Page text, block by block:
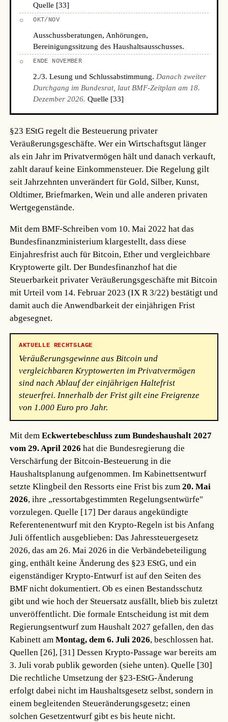
Quelle [33]
○ OKT/NOV
Ausschussberatungen, Anhörungen,
Bereinigungssitzung des Haushaltsausschusses.
○ ENDE NOVEMBER
2./3. Lesung und Schlussabstimmung. Danach zweiter
Durchgang im Bundesrat, laut BMF-Zeitplan am 18.
Dezember 2026. Quelle [33]
§23 EStG regelt die Besteuerung privater
Veräußerungsgeschäfte. Wer ein Wirtschaftsgut länger
als ein Jahr im Privatvermögen hält und danach verkauft,
zahlt darauf keine Einkommensteuer. Die Regelung gilt
seit Jahrzehnten unverändert für Gold, Silber, Kunst,
Oldtimer, Briefmarken, Wein und alle anderen privaten
Wertgegenstände.
Mit dem BMF-Schreiben vom 10. Mai 2022 hat das
Bundesfinanzministerium klargestellt, dass diese
Einjahresfrist auch für Bitcoin, Ether und vergleichbare
Kryptowerte gilt. Der Bundesfinanzhof hat die
Steuerbarkeit privater Veräußerungsgeschäfte mit Bitcoin
mit Urteil vom 14. Februar 2023 (IX R 3/22) bestätigt und
damit auch die Anwendbarkeit der einjährigen Frist
abgesegnet.
AKTUELLE RECHTSLAGE
Veräußerungsgewinne aus Bitcoin und
vergleichbaren Kryptowerten im Privatvermögen
sind nach Ablauf der einjährigen Haltefrist
steuerfrei. Innerhalb der Frist gilt eine Freigrenze
von 1.000 Euro pro Jahr.
Mit demEckwertebeschluss zum Bundeshaushalt 2027
vom 29. April 2026 hat die Bundesregierung die
Verschärfung der Bitcoin-Besteuerung in die
Haushaltsplanung aufgenommen. Im Kabinettsentwurf
setzte Klingbeil den Ressorts eine Frist bis zum20. Mai
2026, ihre „ressortabgestimmten Regelungsentwürfe"
vorzulegen.Quelle [17] Der daraus angekündigte
Referentenentwurf mit den Krypto-Regeln ist bis Anfang
Juli öffentlich ausgeblieben: Das Jahressteuergesetz
2026, das am 26. Mai 2026 in die Verbändebeteiligung
ging, enthält keine Änderung des §23 EStG, und ein
eigenständiger Krypto-Entwurf ist auf den Seiten des
BMF nicht dokumentiert. Ob es einen Bestandsschutz
gibt und wie hoch der Steuersatz ausfällt, blieb bis zuletzt
unveröffentlicht. Die formale Entscheidung ist mit dem
Regierungsentwurf zum Haushalt 2027 gefallen, den das
Kabinett amMontag, dem 6. Juli 2026, beschlossen hat.
Quellen [26], [31] Dessen Krypto-Passage war bereits am
3. Juli vorab publik geworden (siehe unten).Quelle [30]
Die rechtliche Umsetzung der §23-EStG-Änderung
erfolgt dabei nicht im Haushaltsgesetz selbst, sondern in
einem begleitenden Steueränderungsgesetz; einen
solchen Gesetzentwurf gibt es bis heute nicht.